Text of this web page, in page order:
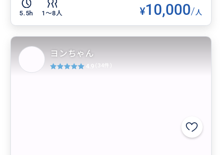
5.5h 1〜8人 ¥10,000/人
ヨンちゃん
4.9 (34件)